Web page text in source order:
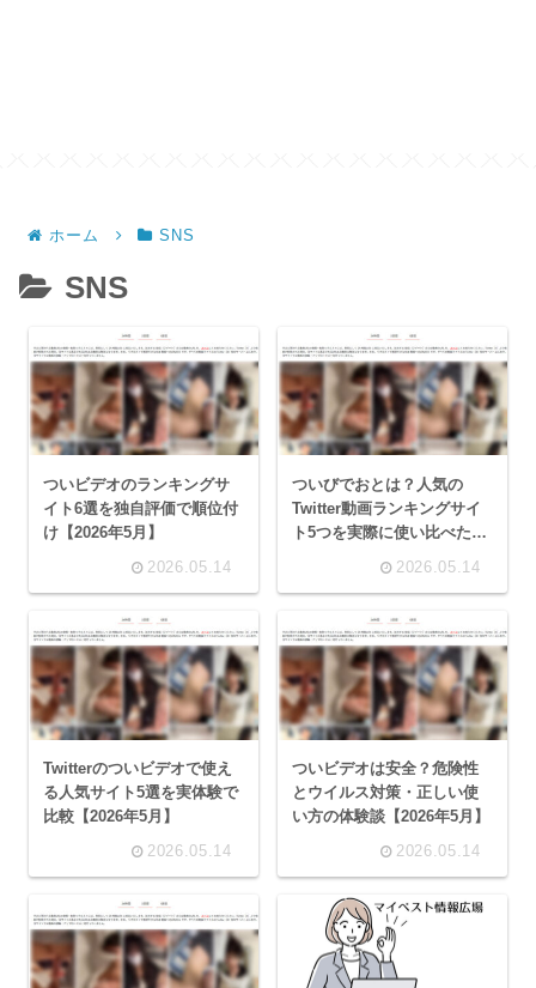
ホーム SNS
SNS
ついビデオのランキングサ
イト6選を独自評価で順位付
け【2026年5月】
2026.05.14
ついびでおとは？人気の
Twitter動画ランキングサイ
ト5つを実際に使い比べた記
2026.05.14
Twitterのついビデオで使え
る人気サイト5選を実体験で
比較【2026年5月】
2026.05.14
ついビデオは安全？危険性
とウイルス対策・正しい使
い方の体験談【2026年5月】
2026.05.14